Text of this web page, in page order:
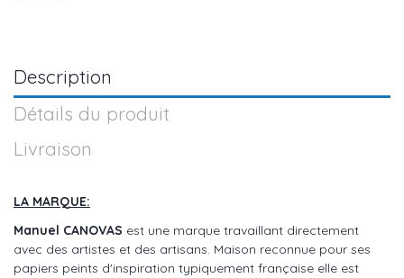
Description
Détails du produit
Livraison
LA MARQUE:
Manuel CANOVAS est une marque travaillant directement
avec des artistes et des artisans. Maison reconnue pour ses
papiers peints d'inspiration typiquement française elle est